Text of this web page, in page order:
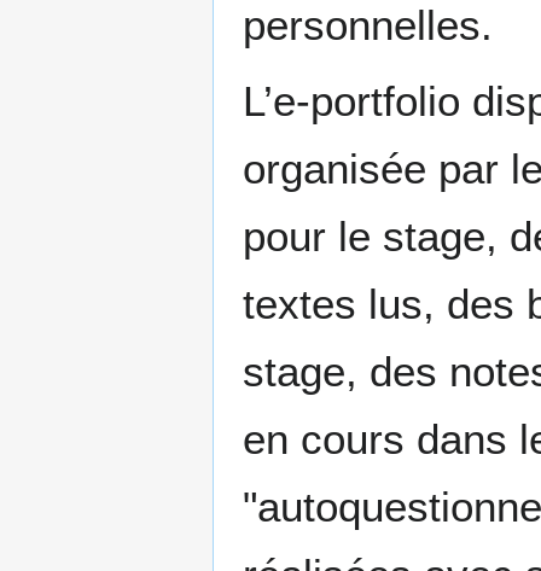
personnelles.
L’e-portfolio
organisée par
pour le stage,
textes lus, des
stage, des
en cours dans